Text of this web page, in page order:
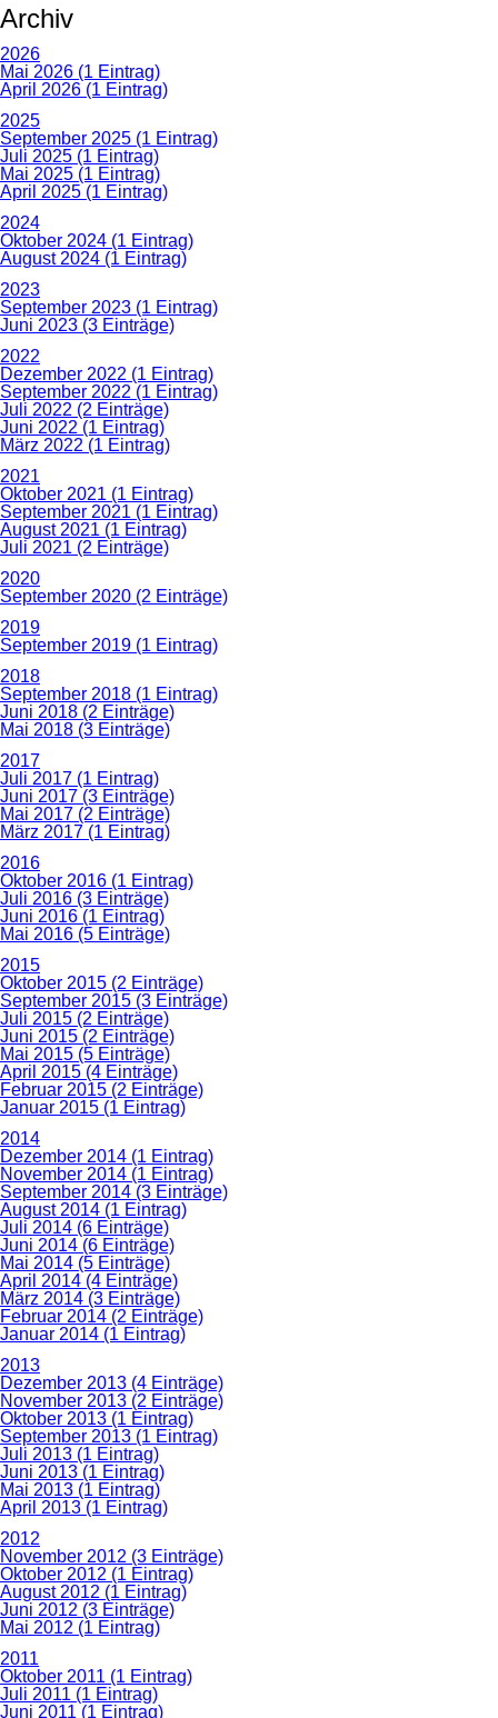
Archiv
2026
Mai 2026 (1 Eintrag)
April 2026 (1 Eintrag)
2025
September 2025 (1 Eintrag)
Juli 2025 (1 Eintrag)
Mai 2025 (1 Eintrag)
April 2025 (1 Eintrag)
2024
Oktober 2024 (1 Eintrag)
August 2024 (1 Eintrag)
2023
September 2023 (1 Eintrag)
Juni 2023 (3 Einträge)
2022
Dezember 2022 (1 Eintrag)
September 2022 (1 Eintrag)
Juli 2022 (2 Einträge)
Juni 2022 (1 Eintrag)
März 2022 (1 Eintrag)
2021
Oktober 2021 (1 Eintrag)
September 2021 (1 Eintrag)
August 2021 (1 Eintrag)
Juli 2021 (2 Einträge)
2020
September 2020 (2 Einträge)
2019
September 2019 (1 Eintrag)
2018
September 2018 (1 Eintrag)
Juni 2018 (2 Einträge)
Mai 2018 (3 Einträge)
2017
Juli 2017 (1 Eintrag)
Juni 2017 (3 Einträge)
Mai 2017 (2 Einträge)
März 2017 (1 Eintrag)
2016
Oktober 2016 (1 Eintrag)
Juli 2016 (3 Einträge)
Juni 2016 (1 Eintrag)
Mai 2016 (5 Einträge)
2015
Oktober 2015 (2 Einträge)
September 2015 (3 Einträge)
Juli 2015 (2 Einträge)
Juni 2015 (2 Einträge)
Mai 2015 (5 Einträge)
April 2015 (4 Einträge)
Februar 2015 (2 Einträge)
Januar 2015 (1 Eintrag)
2014
Dezember 2014 (1 Eintrag)
November 2014 (1 Eintrag)
September 2014 (3 Einträge)
August 2014 (1 Eintrag)
Juli 2014 (6 Einträge)
Juni 2014 (6 Einträge)
Mai 2014 (5 Einträge)
April 2014 (4 Einträge)
März 2014 (3 Einträge)
Februar 2014 (2 Einträge)
Januar 2014 (1 Eintrag)
2013
Dezember 2013 (4 Einträge)
November 2013 (2 Einträge)
Oktober 2013 (1 Eintrag)
September 2013 (1 Eintrag)
Juli 2013 (1 Eintrag)
Juni 2013 (1 Eintrag)
Mai 2013 (1 Eintrag)
April 2013 (1 Eintrag)
2012
November 2012 (3 Einträge)
Oktober 2012 (1 Eintrag)
August 2012 (1 Eintrag)
Juni 2012 (3 Einträge)
Mai 2012 (1 Eintrag)
2011
Oktober 2011 (1 Eintrag)
Juli 2011 (1 Eintrag)
Juni 2011 (1 Eintrag)